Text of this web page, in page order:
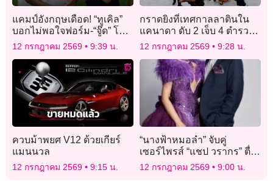
แคมป์อังกฤษเดือด! “ทูเคิล”
บอกไม่พอใจฟอร์ม-“จู๊ด” โต้
กลับคงไม่รู้ว่าการเล่นใน
สภาพแบบนี้มันเป็นยังไง
12 กรกฎาคม 2569 9:39 น.
กราดยิงที่เทศกาลลาตินใน
แคนาดา ดับ 2 เจ็บ 4 ตำรวจ
เร่งล่าตัวมือปืน
12 กรกฎาคม 2569 9:28 น.
ควบม้าพยศ V12 ด้วยเกียร์
แมนนวล
12 กรกฎาคม 2569 9:15 น.
“นางฟ้าหมอลำ” จับคู่
เซอร์ไพรส์ “แชป วรากร” ตื่น
เต้น ประกบหมอลำดาวรุ่ง
“ยูกิ เพ็ญผกา”
12 กรกฎาคม 2569 9:00 น.